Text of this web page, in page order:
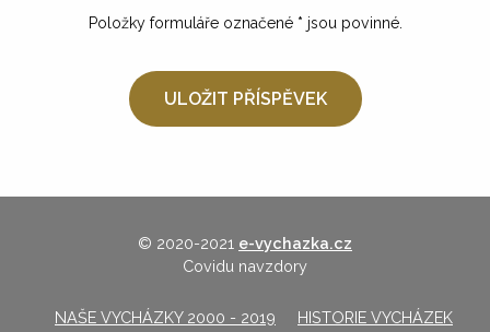
Položky formuláře označené * jsou povinné.
© 2020-2021 e-vychazka.cz
Covidu navzdory
NAŠE VYCHÁZKY 2000 - 2019 HISTORIE VYCHÁZEK